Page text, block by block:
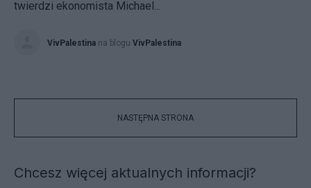
twierdzi ekonomista Michael...
VivPalestina na blogu VivPalestina
NASTĘPNA STRONA
Chcesz więcej aktualnych informacji?